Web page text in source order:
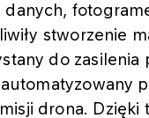
danych,
stworzenie
do zasilenia
drona. Dzięki